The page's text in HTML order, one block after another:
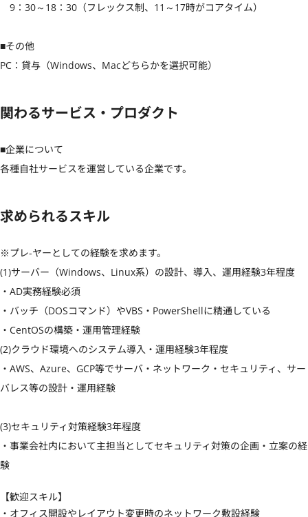
9：30～18：30（フレックス制、11～17時がコアタイム）
■その他
PC：貸与（Windows、Macどちらかを選択可能）
関わるサービス・プロダクト
■企業について
各種自社サービスを運営している企業です。
求められるスキル
※プレ-ヤーとしての経験を求めます。
(1)サーバー（Windows、Linux系）の設計、導入、運用経験3年程度
・AD実務経験必須
・バッチ（DOSコマンド）やVBS・PowerShellに精通している
・CentOSの構築・運用管理経験
(2)クラウド環境へのシステム導入・運用経験3年程度
・AWS、Azure、GCP等でサーバ・ネットワーク・セキュリティ、サー
バレス等の設計・運用経験
(3)セキュリティ対策経験3年程度
・事業会社内において主担当としてセキュリティ対策の企画・立案の経
験
【歓迎スキル】
・オフィス開設やレイアウト変更時のネットワーク敷設経験